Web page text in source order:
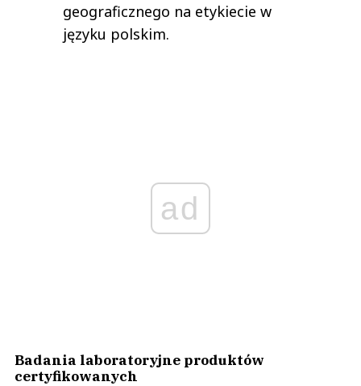
geograficznego na etykiecie w
języku polskim.
ad
Badania laboratoryjne produktów
certyfikowanych